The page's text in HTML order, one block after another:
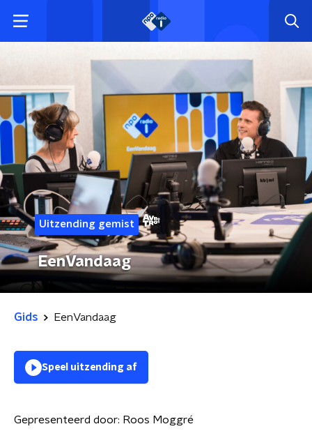
Uitzending gemist
EenVandaag
Gids EenVandaag
Speel uitzending af
Gepresenteerd door: Roos Moggré